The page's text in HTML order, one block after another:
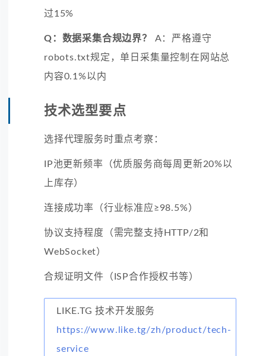
过15%
Q：数据采集合规边界？
A：严格遵守
robots.txt规定，单日采集量控制在网站总
内容0.1%以内
技术选型要点
选择代理服务时重点考察：
IP池更新频率（优质服务商每周更新20%以
上库存）
连接成功率（行业标准应≥98.5%）
协议支持程度（需完整支持HTTP/2和
WebSocket）
合规证明文件（ISP合作授权书等）
LIKE.TG 技术开发服务
https://www.like.tg/zh/product/tech-
service